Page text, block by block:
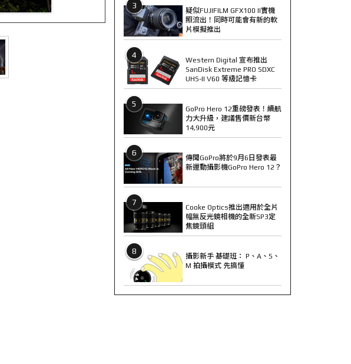
3
疑似FUJIFILM GFX100 II實機
照流出！同時可能會有新的軟
片模擬推出
4
Western Digital 宣布推出
SanDisk Extreme PRO SDXC
UHS-II V60 等級記憶卡
5
GoPro Hero 12重磅發表！續航
力大升級，建議售價新台幣
14,900元
6
傳聞GoPro將於9月6日發表最
新運動攝影機GoPro Hero 12？
7
Cooke Optics推出適用於全片
幅無反光鏡相機的全新SP3定
焦鏡頭組
8
攝影新手 基礎班： P、A、S、
M 拍攝模式 先搞懂